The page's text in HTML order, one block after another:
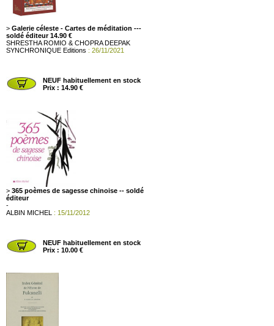
> Galerie céleste - Cartes de méditation ---
soldé éditeur 14.90 €
SHRESTHA ROMIO & CHOPRA DEEPAK
SYNCHRONIQUE Editions : 26/11/2021
NEUF habituellement en stock
Prix : 14.90 €
> 365 poèmes de sagesse chinoise -- soldé
éditeur
-
ALBIN MICHEL
: 15/11/2012
NEUF habituellement en stock
Prix : 10.00 €